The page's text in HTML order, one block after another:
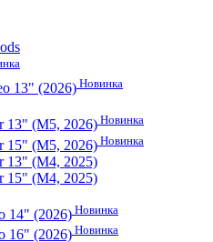
13" (2026) Новинка
13" (M5, 2026)Новинка
15" (M5, 2026)Новинка
13" (M4, 2025)
15" (M4, 2025)
14" (2026) Новинка
16" (2026) Новинка